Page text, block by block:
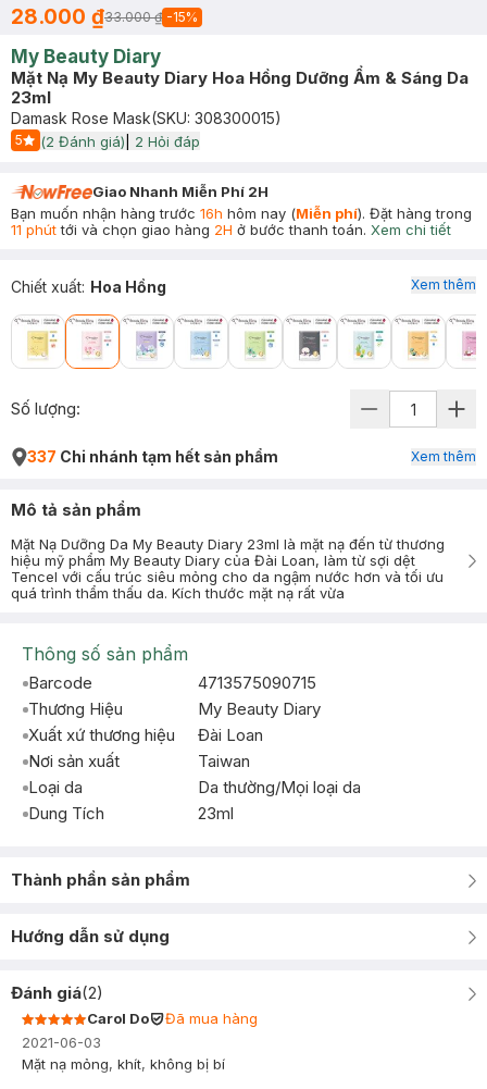
28.000 ₫33.000 ₫ -15%
My Beauty Diary
Mặt Nạ My Beauty Diary Hoa Hồng Dưỡng Ẩm & Sáng Da
23ml
Damask Rose Mask(SKU: 308300015)
5
Start Icon
(2 Đánh giá) 2 Hỏi đáp
Giao Nhanh Miễn Phí 2H
Bạn muốn nhận hàng trước 16h hôm nay (Miễn phí). Đặt hàng trong
11 phúttới và chọn giao hàng 2H ở bước thanh toán. Xem chi tiết
Chiết xuất: Hoa Hồng Xem thêm
Số lượng:
337 Chi nhánh tạm hết sản phẩm Xem thêm
Mô tả sản phẩm
Mặt Nạ Dưỡng Da My Beauty Diary 23ml là mặt nạ đến từ thương
hiệu mỹ phẩm My Beauty Diary của Đài Loan, làm từ sợi dệt
Tencel với cấu trúc siêu mỏng cho da ngậm nước hơn và tối ưu
quá trình thẩm thấu da. Kích thước mặt nạ rất vừa
Thông số sản phẩm
Barcode
4713575090715
Thương Hiệu
My Beauty Diary
Xuất xứ thương hiệu
Đài Loan
Nơi sản xuất
Taiwan
Loại da
Da thường/Mọi loại da
Dung Tích
23ml
Thành phần sản phẩm
Hướng dẫn sử dụng
Đánh giá(2)
Carol Do
Đã mua hàng
2021-06-03
Mặt nạ mỏng, khít, không bị bí